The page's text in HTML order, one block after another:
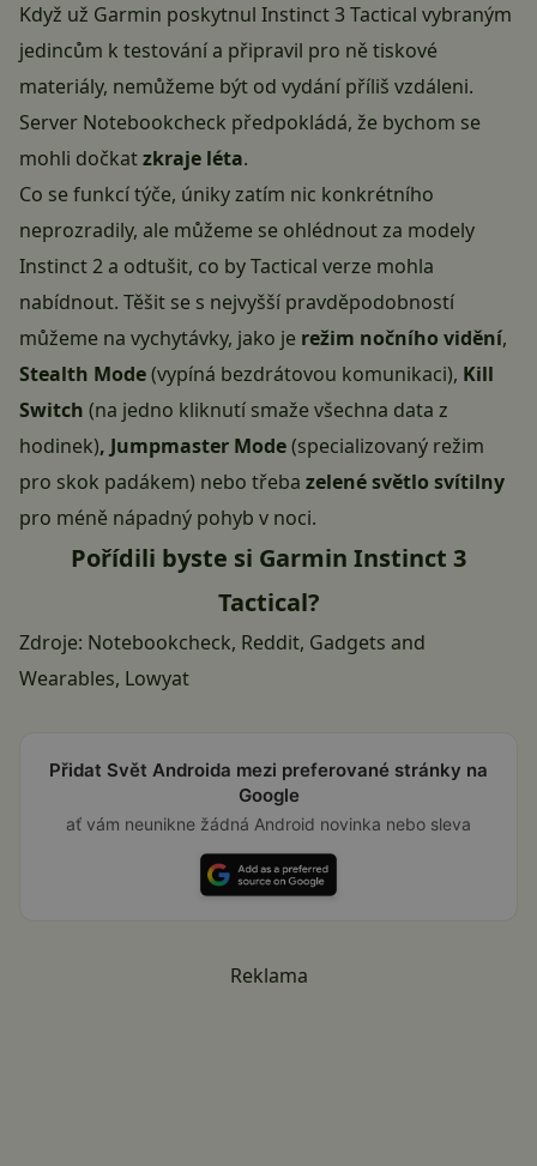
Když už Garmin poskytnul Instinct 3 Tactical vybraným
jedincům k testování a připravil pro ně tiskové
materiály, nemůžeme být od vydání příliš vzdáleni.
Server Notebookcheck předpokládá, že bychom se
mohli dočkatzkraje léta.
Co se funkcí týče, úniky zatím nic konkrétního
neprozradily, ale můžeme se ohlédnout za modely
Instinct 2 a odtušit, co by Tactical verze mohla
nabídnout. Těšit se s nejvyšší pravděpodobností
můžeme na vychytávky, jako je režim nočního vidění,
Stealth Mode(vypíná bezdrátovou komunikaci), Kill
Switch (na jedno kliknutí smaže všechna data z
hodinek), Jumpmaster Mode(specializovaný režim
pro skok padákem) nebo třeba zelené světlo svítilny
pro méně nápadný pohyb v noci.
Pořídili byste si Garmin Instinct 3
Tactical?
Zdroje: Notebookcheck, Reddit, Gadgets and
Wearables, Lowyat
Přidat Svět Androida mezi preferované stránky na
Google
ať vám neunikne žádná Android novinka nebo sleva
Reklama